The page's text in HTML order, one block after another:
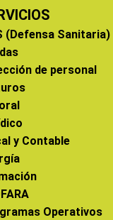
(Defensa Sanitaria)
de personal
y Contable
Operativos